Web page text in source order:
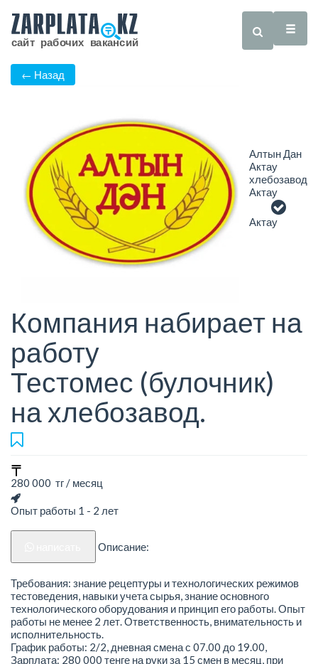
← Назад
Алтын Дан
Актау
хлебозавод
Актау
Актау
Компания набирает на
работу
Тестомес (булочник)
на хлебозавод.
280 000 тг / месяц
Опыт работы 1 - 2 лет
Описание:
Требования: знание рецептуры и технологических режимов
тестоведения, навыки учета сырья, знание основного
технологического оборудования и принцип его работы. Опыт
работы не менее 2 лет. Ответственность, внимательность и
исполнительность.
График работы: 2/2, дневная смена с 07.00 до 19.00,
Зарплата: 280 000 тенге на руки за 15 смен в месяц, при